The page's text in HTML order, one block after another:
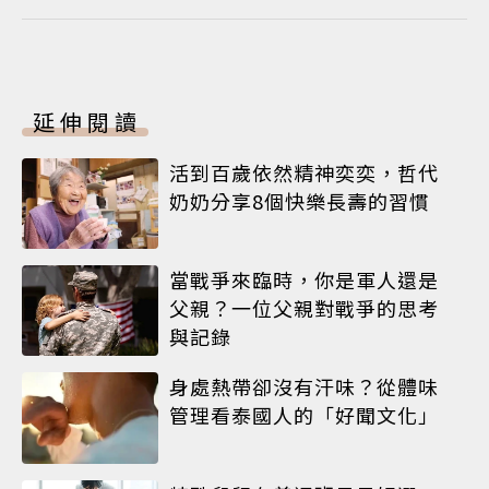
延伸閱讀
活到百歲依然精神奕奕，哲代
奶奶分享8個快樂長壽的習慣
當戰爭來臨時，你是軍人還是
父親？一位父親對戰爭的思考
與記錄
身處熱帶卻沒有汗味？從體味
管理看泰國人的「好聞文化」